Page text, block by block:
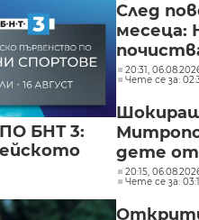
БНТ 3:
След
месеца:
20:31,
Чете се за:
дете от
20:15,
Чете се за: